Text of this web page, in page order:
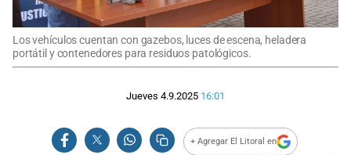
Los vehículos cuentan con gazebos, luces de escena, heladera
portátil y contenedores para residuos patológicos.
Jueves 4.9.2025 16:01
+ Agregar El Litoral en